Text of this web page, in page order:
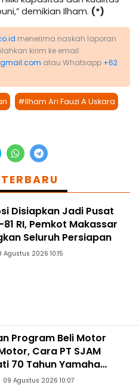
demikian Ilham. (*)
menerima naskah laporan
kirim ke email:
atau Whatsapp +62
#Ilham Ari Fauzi A Uskara
Disiapkan Jadi Pusat
81 RI, Pemkot Makassar
Seluruh Persiapan
Agustus 2026 10:15
Program Beli Motor
Cara PT SJAM
70 Tahun Yamaha
dan HUT RI ke-81
09 Agustus 2026 10:07